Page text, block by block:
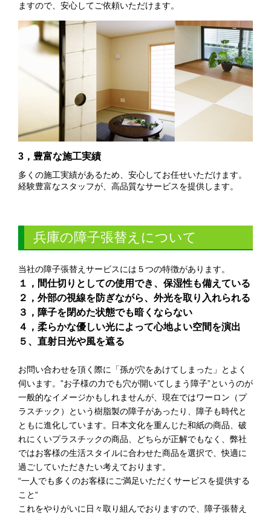
ますので、安心してご依頼いただけます。
3，豊富な施工実績
多くの施工実績があるため、安心してお任せいただけます。
経験豊富なスタッフが、高品質なサービスを提供します。
兵庫の障子張替えについて
当社の障子張替えサービスには５つの特徴があります。
１，間仕切りとしての使用でき、保湿性も備えている
２，外部の視線を防ぎながら、外光を取り入れられる
３，障子を閉めた状態でも暗くならない
４，柔らかな優しい光によって心地よい空間を演出
５、直射日光や風を遮る
お問い合わせを頂く際に「孫が穴をあけてしまった」とよく
伺います。”お子様の力でも穴が開いてしまう障子”というのが
一般的なイメージかもしれませんが、現在ではワーロン（プ
ラスチック）という樹脂製の障子があったり、障子も時代と
ともに進化しています。日本文化を重んじた和紙の商品、破
れにくいプラスチックの商品、どちらが正解でもなく、弊社
ではお客様の生活スタイルに合わせた商品を選択で、快適に
過ごしていただきたい考えております。
“一人でも多くのお客様にご満足いただくサービスを提供する
こと“
これをやりがいに日々取り組んでおりますので、障子張替え